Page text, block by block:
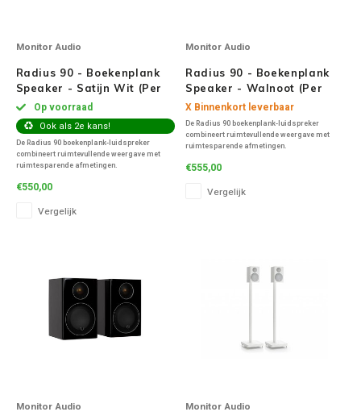
Monitor Audio
Radius 90 - Boekenplank
Speaker - Satijn Wit (Per
Paar)Op voorraad
Ook als 2e kans!
De Radius 90 boekenplank-luidspreker
combineert ruimtevullende weergave met
ruimtesparende afmetingen.
€550,00
Vergelijk
Monitor Audio
Radius 90 - Boekenplank
Speaker - Walnoot (Per
Paar)
X Binnenkort leverbaar
De Radius 90 boekenplank-luidspreker
combineert ruimtevullende weergave met
ruimtesparende afmetingen.
€555,00
Vergelijk
Monitor Audio Monitor Audio